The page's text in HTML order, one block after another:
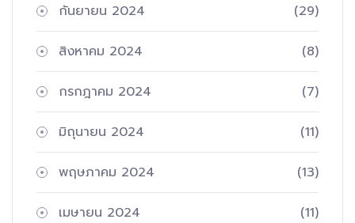
กันยายน 2024 (29)
สิงหาคม 2024 (8)
กรกฎาคม 2024 (7)
มิถุนายน 2024 (11)
พฤษภาคม 2024 (13)
เมษายน 2024 (11)